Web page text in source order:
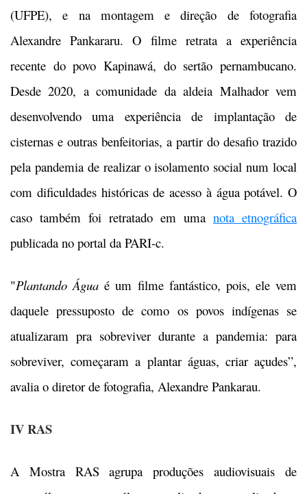
(UFPE), e na montagem e direção de fotografia
Alexandre Pankararu. O filme retrata a experiência
recente do povo Kapinawá, do sertão pernambucano.
Desde 2020, a comunidade da aldeia Malhador vem
desenvolvendo uma experiência de implantação de
cisternas e outras benfeitorias, a partir do desafio trazido
pela pandemia de realizar o isolamento social num local
com dificuldades históricas de acesso à água potável. O
caso também foi retratado em uma nota etnográfica
publicada no portal da PARI-c.
"Plantando Água é um filme fantástico, pois, ele vem
daquele pressuposto de como os povos indígenas se
atualizaram pra sobreviver durante a pandemia: para
sobreviver, começaram a plantar águas, criar açudes”,
avalia o diretor de fotografia, Alexandre Pankarau.
IV RAS
A Mostra RAS agrupa produções audiovisuais de